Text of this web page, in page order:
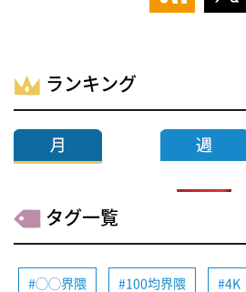
ランキング
タグ一覧
◯◯界隈 100均界隈 4K